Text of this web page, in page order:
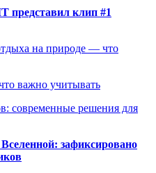
представил клип #1
на природе — что
важно учитывать
современные решения для
зафиксировано